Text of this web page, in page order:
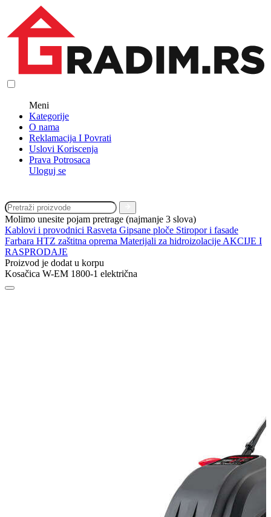
Meni
Kategorije
O nama
Reklamacija I Povrati
Uslovi Koriscenja
Prava Potrosaca
Uloguj se
Molimo unesite pojam pretrage (najmanje 3 slova)
Kablovi i provodnici Rasveta Gipsane ploče Stiropor i fasade
Farbara HTZ zaštitna oprema Materijali za hidroizolacije AKCIJE I
RASPRODAJE
Proizvod je dodat u korpu
Kosačica W-EM 1800-1 električna